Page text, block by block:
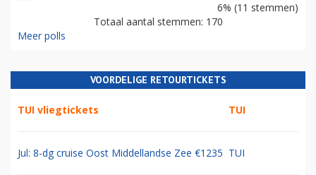
6% (11 stemmen)
Totaal aantal stemmen: 170
Meer polls
VOORDELIGE RETOURTICKETS
TUI vliegtickets TUI
Jul: 8-dg cruise Oost Middellandse Zee €1235 TUI